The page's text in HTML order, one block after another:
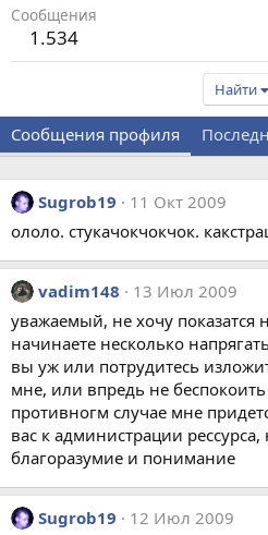
Сообщения
1.534
Найти
Сообщения профиля
Sugrob19
11 Окт 2009
ололо. стукачокчокчок.
vadim148
13 Июл 2009
уважаемый, не хочу
начинаете несколько
вы уж или потрудитесь
мне, или впредь не
противногм случае мне
вас к администрации
благоразумие и понимание
Sugrob19
12 Июл 2009